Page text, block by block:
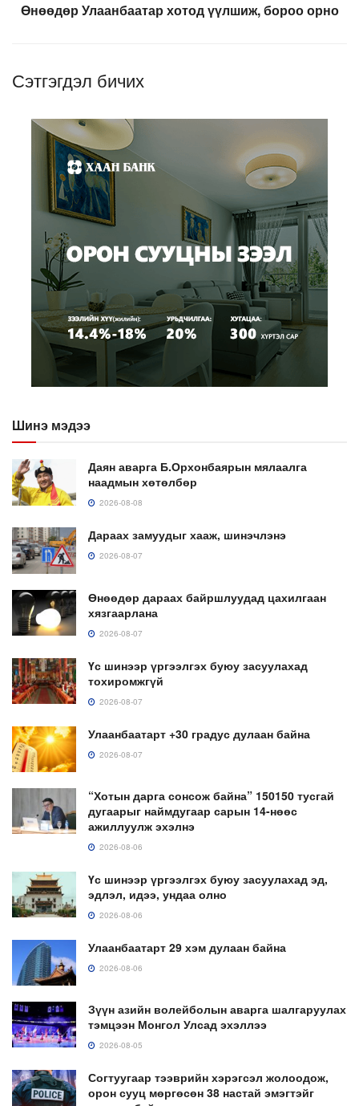
Өнөөдөр Улаанбаатар хотод үүлшиж, бороо орно
Сэтгэгдэл бичих
Шинэ мэдээ
Даян аварга Б.Орхонбаярын мялаалга
наадмын хөтөлбөр
2026-08-08
Дараах замуудыг хааж, шинэчлэнэ
2026-08-07
Өнөөдөр дараах байршлуудад цахилгаан
хязгаарлана
2026-08-07
Үс шинээр үргээлгэх буюу засуулахад
тохиромжгүй
2026-08-07
Улаанбаатарт +30 градус дулаан байна
2026-08-07
“Хотын дарга сонсож байна” 150150 тусгай
дугаарыг наймдугаар сарын 14-нөөс
ажиллуулж эхэлнэ
2026-08-06
Үс шинээр үргээлгэх буюу засуулахад эд,
эдлэл, идээ, ундаа олно
2026-08-06
Улаанбаатарт 29 хэм дулаан байна
2026-08-06
Зүүн азийн волейболын аварга шалгаруулах
тэмцээн Монгол Улсад эхэллээ
2026-08-05
Согтуугаар тээврийн хэрэгсэл жолоодож,
орон сууц мөргөсөн 38 настай эмэгтэйг